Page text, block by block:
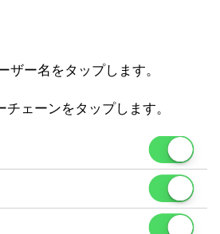
ー名をタップします。
ェーンをタップします。